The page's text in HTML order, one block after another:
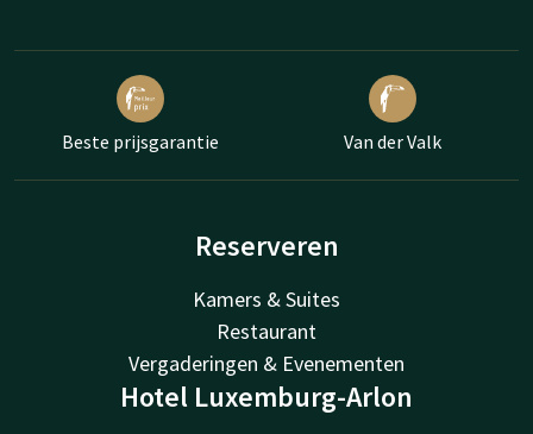
Beste prijsgarantie Van der Valk
Reserveren
Kamers & Suites
Restaurant
Vergaderingen & Evenementen
Hotel Luxemburg-Arlon